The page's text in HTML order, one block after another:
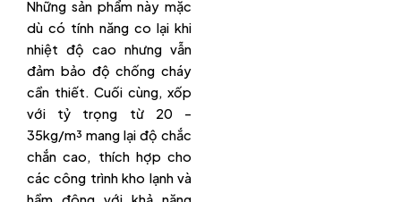
Những sản phẩm này mặc
dù có tính năng co lại khi
nhiệt độ cao nhưng vẫn
đảm bảo độ chống cháy
cần thiết. Cuối cùng, xốp
với tỷ trọng từ 20 –
35kg/m³ mang lại độ chắc
chắn cao, thích hợp cho
các công trình kho lạnh và